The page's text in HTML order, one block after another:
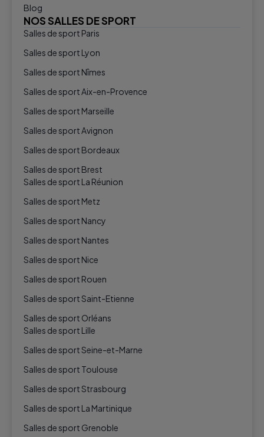
Blog
NOS SALLES DE SPORT
Salles de sport Paris
Salles de sport Lyon
Salles de sport Nîmes
Salles de sport Aix-en-Provence
Salles de sport Marseille
Salles de sport Avignon
Salles de sport Bordeaux
Salles de sport Brest
Salles de sport La Réunion
Salles de sport Metz
Salles de sport Nancy
Salles de sport Nantes
Salles de sport Nice
Salles de sport Rouen
Salles de sport Saint-Etienne
Salles de sport Orléans
Salles de sport Lille
Salles de sport Seine-et-Marne
Salles de sport Toulouse
Salles de sport Strasbourg
Salles de sport La Martinique
Salles de sport Grenoble